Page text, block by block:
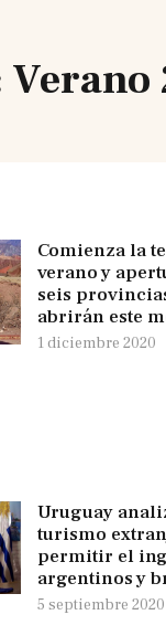
Verano
Comienza la
verano y
seis
abrirán este
1 diciembre 2020
Uruguay
turismo
permitir el
argentinos y
5 septiembre 2020